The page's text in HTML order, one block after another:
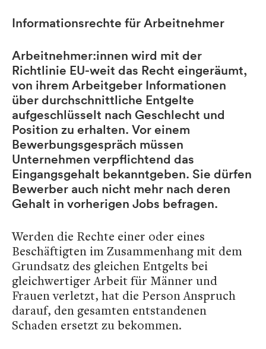
Informationsrechte für Arbeitnehmer
Arbeitnehmer:innen wird mit der
Richtlinie EU-weit das Recht eingeräumt,
von ihrem Arbeitgeber Informationen
über durchschnittliche Entgelte
aufgeschlüsselt nach Geschlecht und
Position zu erhalten. Vor einem
Bewerbungsgespräch müssen
Unternehmen verpflichtend das
Eingangsgehalt bekanntgeben. Sie dürfen
Bewerber auch nicht mehr nach deren
Gehalt in vorherigen Jobs befragen.
Werden die Rechte einer oder eines
Beschäftigten im Zusammenhang mit dem
Grundsatz des gleichen Entgelts bei
gleichwertiger Arbeit für Männer und
Frauen verletzt, hat die Person Anspruch
darauf, den gesamten entstandenen
Schaden ersetzt zu bekommen.